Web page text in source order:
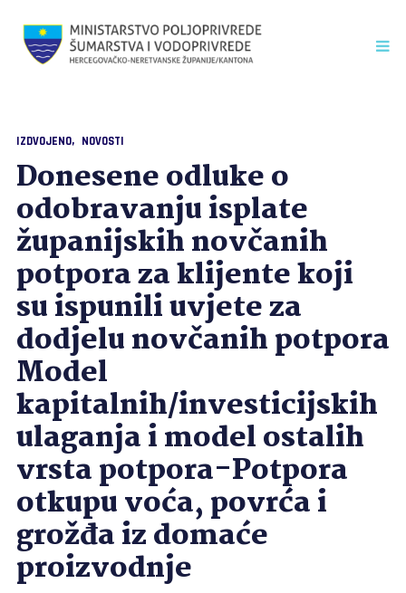
IZDVOJENO NOVOSTI
Donesene odluke o
odobravanju isplate
županijskih novčanih
potpora za klijente koji
su ispunili uvjete za
dodjelu novčanih potpora
Model
kapitalnih/investicijskih
ulaganja i model ostalih
vrsta potpora-Potpora
otkupu voća, povrća i
grožđa iz domaće
proizvodnje